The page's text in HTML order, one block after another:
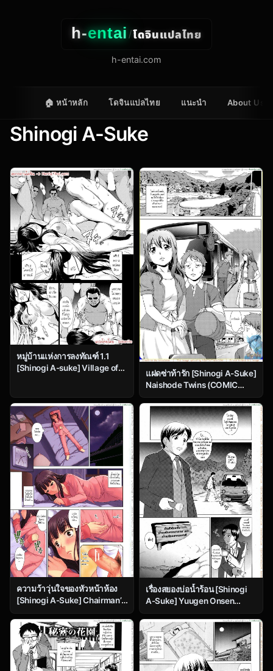
h-entai/โดจินแปลไทย
h-entai.com
🏠 หน้าหลัก โดจินแปลไทย แนะนำ About Us
Shinogi A-Suke
หมู่บ้านแห่งการลงทัณฑ์ 1.1
[Shinogi A-suke] Village of
แฝดซ่าท้ารัก [Shinogi A-Suke]
Naishode Twins (COMIC
Mugen Tensei 2015-01)
ความว้าวุ่นใจของหัวหน้าห้อง
[Shinogi A-Suke] Chairman’s
Lover Chapter 5 Chairman’s
Hesitation
เรื่องสยองบ่อน้ำร้อน [Shinogi
A-Suke] Yuugen Onsen
Kidan | A Strange Story of a
Fleeting Beauty and the Hot
Springs (COMIC MUJIN
2011-04)